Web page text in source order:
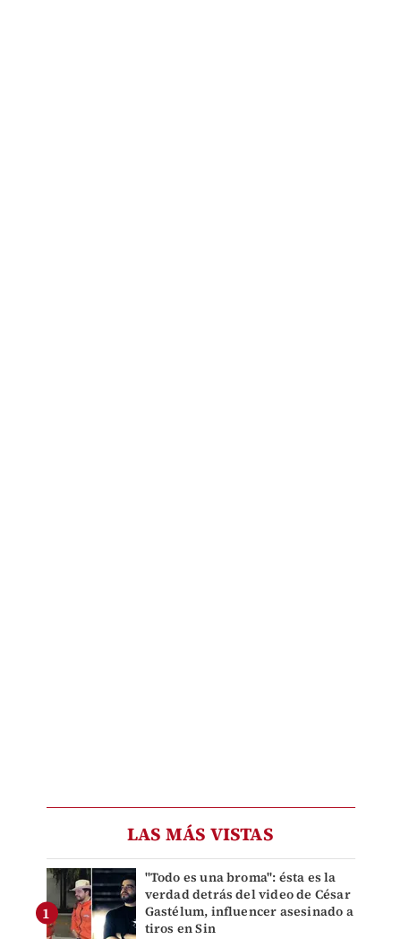
LAS MÁS VISTAS
"Todo es una broma": ésta es la
verdad detrás del video de César
Gastélum, influencer asesinado a
tiros en Sin